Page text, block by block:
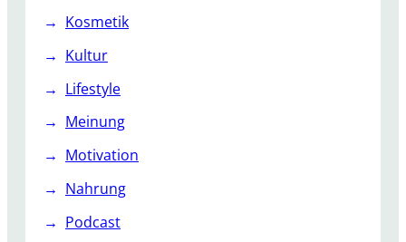
Kosmetik
Kultur
Lifestyle
Meinung
Motivation
Nahrung
Podcast